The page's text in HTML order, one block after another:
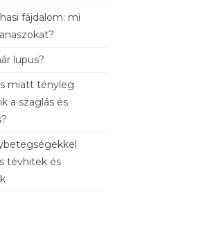
fájdalom: mi
lupus?
miatt tényleg
a szaglás és
tévhitek és